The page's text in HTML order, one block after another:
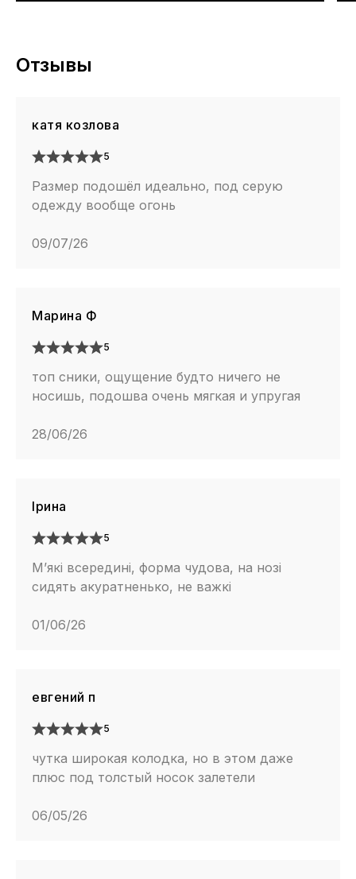
Отзывы
катя козлова
5
Размер подошёл идеально, под серую
одежду вообще огонь
09/07/26
Марина Ф
5
топ сники, ощущение будто ничего не
носишь, подошва очень мягкая и упругая
28/06/26
Ірина
5
М’які всередині, форма чудова, на нозі
сидять акуратненько, не важкі
01/06/26
евгений п
5
чутка широкая колодка, но в этом даже
плюс под толстый носок залетели
06/05/26